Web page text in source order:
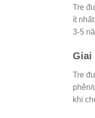
Tre
ít
3-5
Giai
Tre
phên/
khi